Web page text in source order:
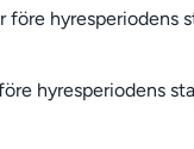
hyresperiodens
hyresperiodens